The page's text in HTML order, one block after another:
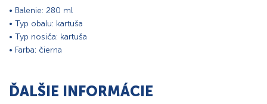
• Balenie: 280 ml
• Typ obalu: kartuša
• Typ nosiča: kartuša
• Farba: čierna
ĎALŠIE INFORMÁCIE